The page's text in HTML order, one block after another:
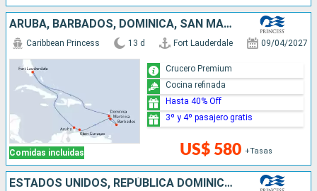
ARUBA, BARBADOS, DOMINICA, SAN MARTÍN, ESTADOS UNIDOS
Comidas incluidas
Caribbean Princess 13 d Fort Lauderdale 09/04/2027
US$ 580 +Tasas
Crucero Premium
Cocina refinada
Hasta 40% Off
3º y 4º pasajero gratis
ESTADOS UNIDOS, REPÚBLICA DOMINICANA, PUERTO RICO